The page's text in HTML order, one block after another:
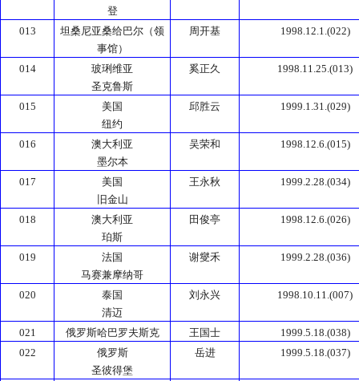
登
013
坦桑尼亚桑给巴尔（领
事馆）
周开基 1998.12.1.(022)
014
玻琍维亚
圣克鲁斯
奚正久 1998.11.25.(013)
015
美国
纽约
邱胜云 1999.1.31.(029)
016
澳大利亚
墨尔本
吴荣和 1998.12.6.(015)
017
美国
旧金山
王永秋 1999.2.28.(034)
018
澳大利亚
珀斯
田俊亭 1998.12.6.(026)
019
法国
马赛兼摩纳哥
谢燮禾 1999.2.28.(036)
020
泰国
清迈
刘永兴 1998.10.11.(007)
021 俄罗斯哈巴罗夫斯克 王国士
1999.5.18.(038)
022
俄罗斯
圣彼得堡
岳进 1999.5.18.(037)